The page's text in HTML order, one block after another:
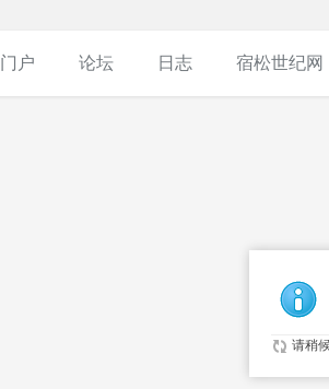
门户 论坛 日志 宿松世纪网
请稍